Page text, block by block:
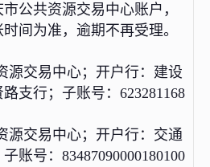
公共资源交易中心账户，
间为准，逾期不再受理。
源交易中心；开户行：建设
支行；子账号：623281168
源交易中心；开户行：交通
账号：83487090000180100